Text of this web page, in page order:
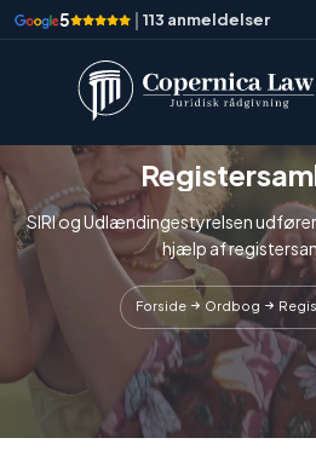
5 | 113 anmeldelser
SIRI og Udlændingestyrelsen
hjælp af
Forside Ordbog